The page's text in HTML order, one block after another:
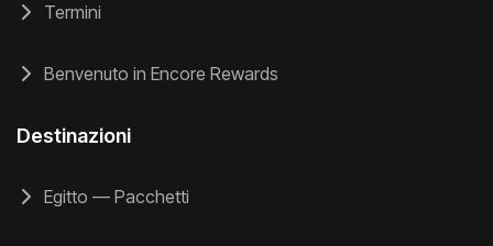
Termini
Benvenuto in Encore Rewards
Destinazioni
Egitto — Pacchetti